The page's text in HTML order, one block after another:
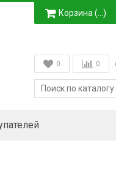
Корзина ( )
0 0